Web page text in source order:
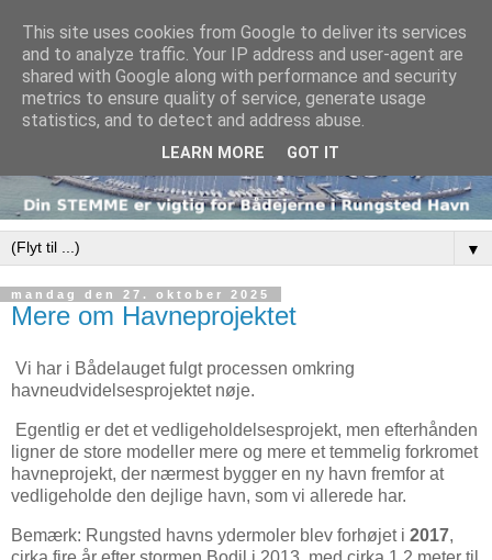
▼
mandag den 27. oktober 2025
Mere om Havneprojektet
Vi har i Bådelauget fulgt processen omkring
havneudvidelsesprojektet nøje.
Egentlig er det et vedligeholdelsesprojekt, men efterhånden
ligner de store modeller mere og mere et temmelig forkromet
havneprojekt, der nærmest bygger en ny havn fremfor at
vedligeholde den dejlige havn, som vi allerede har.
Bemærk: Rungsted havns ydermoler blev forhøjet i 2017,
This site uses cookies from Google to deliver its services
and to analyze traffic. Your IP address and user-agent are
shared with Google along with performance and security
metrics to ensure quality of service, generate usage
statistics, and to detect and address abuse.
LEARN MORE GOT IT